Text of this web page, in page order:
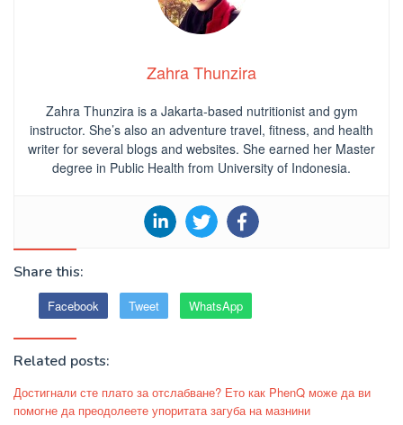
Zahra Thunzira
Zahra Thunzira is a Jakarta-based nutritionist and gym
instructor. She’s also an adventure travel, fitness, and health
writer for several blogs and websites. She earned her Master
degree in Public Health from University of Indonesia.
Share this:
Facebook Tweet WhatsApp
Related posts:
Достигнали сте плато за отслабване? Ето как PhenQ може да ви
помогне да преодолеете упоритата загуба на мазнини